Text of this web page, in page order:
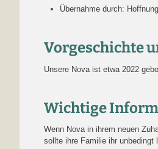
Übernahme durch:
Vorgeschichte
Unsere Nova ist etwa 2022
Wichtige
Wenn Nova in ihrem neuen
sollte ihre Familie ihr unbedingt